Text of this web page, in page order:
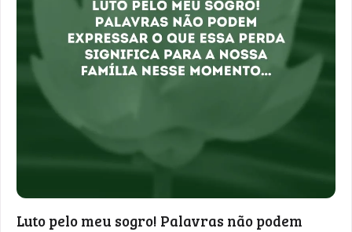
Luto pelo meu sogro! Palavras não podem